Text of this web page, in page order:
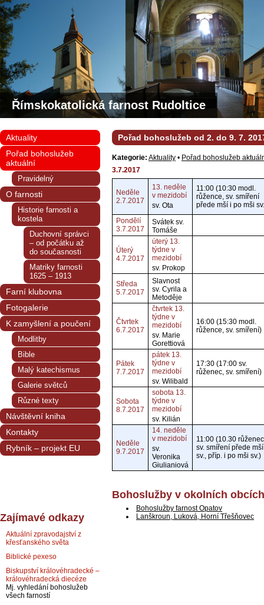
Římskokatolická farnost Rudoltice
Pořad bohoslužeb od 2. do 9. 7.
Kategorie: Aktuality • Pořad bohoslužeb
3.7.2017
Neděle
2.7.2017
13. neděle
v mezidobí
sv. Ota
11:00 (10:30 modl.
růžence, sv. smíření
přede mší i po mši
Pondělí
3.7.2017
Svátek sv.
Tomáše
Úterý
4.7.2017
úterý 13.
týdne v
mezidobí
sv. Prokop
Středa
5.7.2017
Slavnost
sv. Cyrila a
Metoděje
Čtvrtek
6.7.2017
čtvrtek 13.
týdne v
mezidobí
sv. Marie
Gorettiová
16:00 (15:30 modl.
růžence, sv. smíření)
Pátek
7.7.2017
pátek 13.
týdne v
mezidobí
sv. Wilibald
17:30 (17:00 sv.
růženec, sv. smíření)
Sobota
8.7.2017
sobota 13.
týdne v
mezidobí
sv. Kilián
Neděle
9.7.2017
14. neděle
v mezidobí
sv.
Veronika
Giulianiová
11:00 (10.30
sv. smíření přede mší
sv., příp. i po mši sv.)
Bohoslužby v okolních obcích
Bohoslužby farnost Opatov
Lanškroun, Luková, Horní Třešňovec
Aktuality
Pořad bohoslužeb
aktuální
Pravidelný
O farnosti
Historie farnosti a
kostela
Duchovní správci
– od počátku až
do současnosti
Matriky farnosti
1625 – 1913
Farní klubovna
Fotogalerie
K zamyšlení a poučení
Modlitby
Bible
Malý katechismus
Galerie světců
Různé texty
Návštěvní kniha
Kontakty
Rybník – projekt EU
Zajímavé odkazy
Aktuální zpravodajství z
křesťanského světa
Biblické pexeso
Biskupství královéhradecké –
královéhradecká diecéze
Mj. vyhledání bohoslužeb
všech farností